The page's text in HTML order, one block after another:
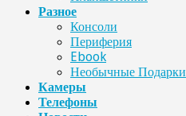
Разное
Консоли
Периферия
Ebook
Необычные Подарки
Камеры
Телефоны